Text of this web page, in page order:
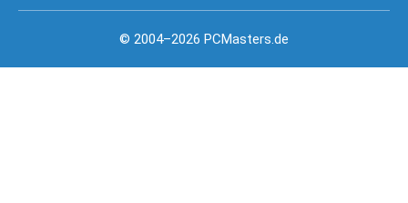
© 2004–2026 PCMasters.de